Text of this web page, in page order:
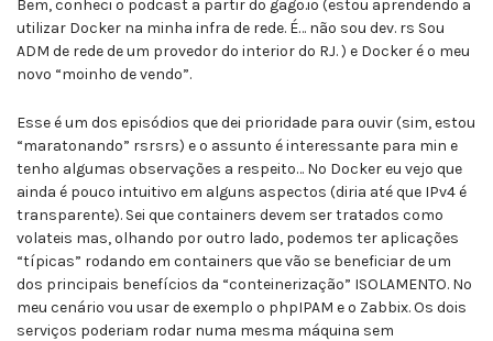
Bem, conheci o podcast a partir do gago.io (estou aprendendo a
utilizar Docker na minha infra de rede. É… não sou dev. rs Sou
ADM de rede de um provedor do interior do RJ. ) e Docker é o meu
novo “moinho de vendo”.
Esse é um dos episódios que dei prioridade para ouvir (sim, estou
“maratonando” rsrsrs) e o assunto é interessante para min e
tenho algumas observações a respeito… No Docker eu vejo que
ainda é pouco intuitivo em alguns aspectos (diria até que IPv4 é
transparente). Sei que containers devem ser tratados como
volateis mas, olhando por outro lado, podemos ter aplicações
“típicas” rodando em containers que vão se beneficiar de um
dos principais benefícios da “conteinerização” ISOLAMENTO. No
meu cenário vou usar de exemplo o phpIPAM e o Zabbix. Os dois
serviços poderiam rodar numa mesma máquina sem